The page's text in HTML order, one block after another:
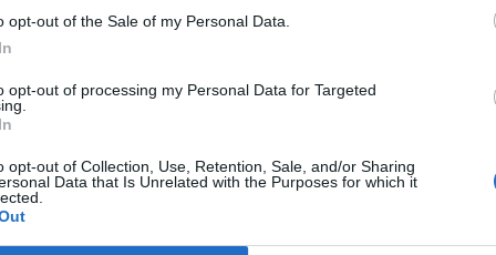
opt-out of the Sale of my Personal Data.
opt-out of processing my Personal Data for Targeted
opt-out of Collection, Use, Retention, Sale, and/or Sharing
Data that Is Unrelated with the Purposes for which it
gibt es Behindertenparkplätze in der Nähe
entsteht so ein entspanntes, gut planbares
Einsteiger, Geübte und Kulturfreunde.
am-stahlmuseum?utm_source=openai))
Atmosphäre verbinden möchte, findet hier
kostenlose Angebot im Künstlerhaus am